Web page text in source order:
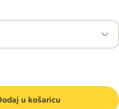
u košaricu